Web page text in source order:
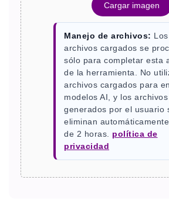
Cargar imagen
Manejo de archivos: Los
archivos cargados se
sólo para completar esta
de la herramienta. No
archivos cargados para
modelos AI, y los archivos
generados por el usuario
eliminan
de 2 horas. política de
privacidad